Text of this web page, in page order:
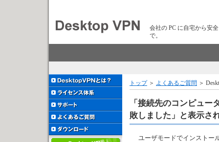
会社の PC に自宅から安
で。
トップ＞ よくあるご質問 ＞
「接続先のコンピュ
敗しました」と表示さ
ユーザモードでインストー